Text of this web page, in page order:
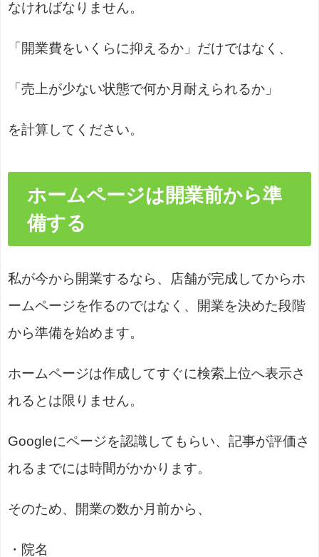
なければなりません。
「開業費をいくらに抑えるか」だけではなく、
「売上が少ない状態で何か月耐えられるか」
を計算してください。
ホームページは開業前から準
備する
私が今から開業するなら、店舗が完成してからホ
ームページを作るのではなく、開業を決めた段階
から準備を始めます。
ホームページは作成してすぐに検索上位へ表示さ
れるとは限りません。
Googleにページを認識してもらい、記事が評価さ
れるまでには時間がかかります。
そのため、開業の数か月前から、
・院名